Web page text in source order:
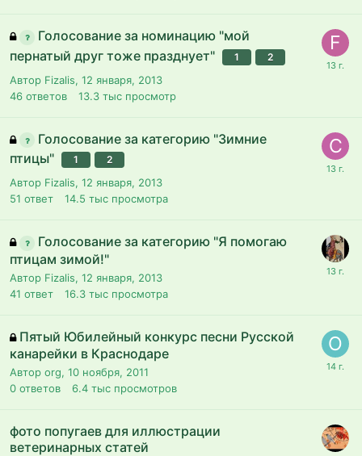
Голосование за номинацию "мой
пернатый друг тоже празднует"
1 2
Автор Fizalis, 12 января, 2013
46 ответов 13.3 тыс просмотр
Голосование за категорию "Зимние
птицы"
1 2
Автор Fizalis, 12 января, 2013
51 ответ 14.5 тыс просмотра
Голосование за категорию "Я помогаю
птицам зимой!"
Автор Fizalis, 12 января, 2013
41 ответ 16.3 тыс просмотра
Пятый Юбилейный конкурс песни Русской
канарейки в Краснодаре
Автор org, 10 ноября, 2011
0 ответов 6.4 тыс просмотров
фото попугаев для иллюстрации
ветеринарных статей